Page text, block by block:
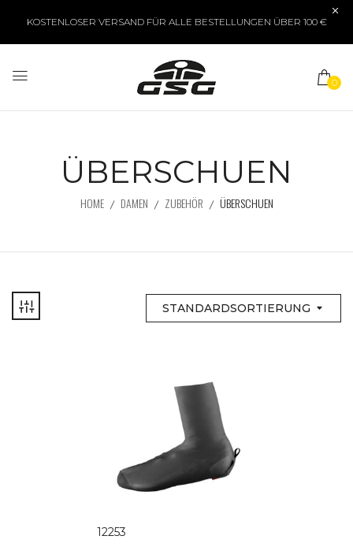
KOSTENLOSER VERSAND FÜR ALLE BESTELLUNGEN ÜBER 100 €
0
ÜBERSCHUEN
HOME DAMEN ZUBEHÖR ÜBERSCHUEN
STANDARDSORTIERUNG
12253